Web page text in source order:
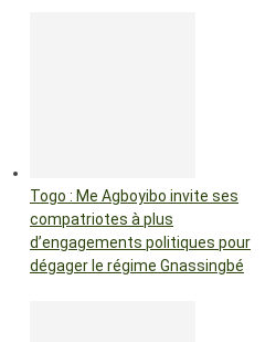
Togo : Me Agboyibo invite ses
compatriotes à plus
d’engagements politiques pour
dégager le régime Gnassingbé